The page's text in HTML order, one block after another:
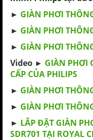
► GIÀN PHƠI
► GIÀN PHƠI
► GIÀN PHƠI
Video ► GIÀN PHƠI
CẤP CỦA PHILIPS
► GIÀN PHƠI
► GIÀN PHƠI
► LẮP ĐẶT GIÀN
SDR701 TẠI ROYAL